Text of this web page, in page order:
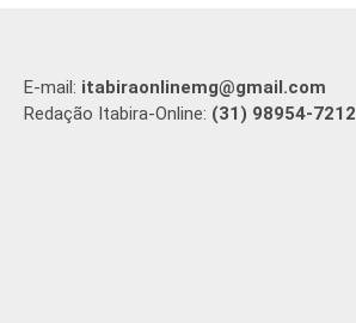
E-mail: itabiraonlinemg@gmail.com
Redação Itabira-Online: (31) 98954-7212